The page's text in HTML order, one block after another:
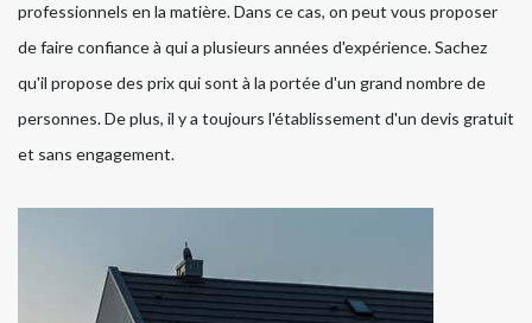
professionnels en la matière. Dans ce cas, on peut vous proposer
de faire confiance à qui a plusieurs années d'expérience. Sachez
qu'il propose des prix qui sont à la portée d'un grand nombre de
personnes. De plus, il y a toujours l'établissement d'un devis gratuit
et sans engagement.